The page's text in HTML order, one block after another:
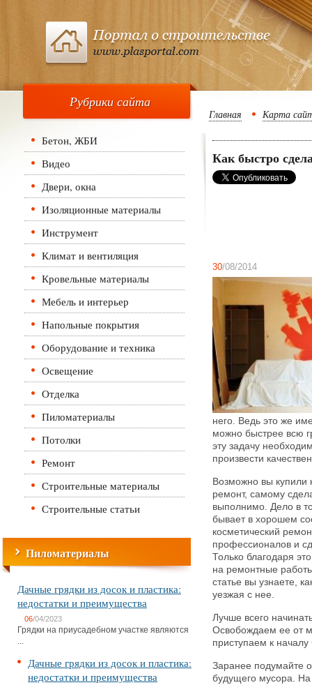
Рубрики сайта
Бетон, ЖБИ
Видео
Двери, окна
Изоляционные материалы
Инструмент
Климат и вентиляция
Кровельные материалы
Мебель и интерьер
Напольные покрытия
Оборудование и техника
Освещение
Отделка
Пиломатериалы
Потолки
Ремонт
Строительные материалы
Строительные статьи
Пиломатериалы
Дачные грядки из досок и пластика:
недостатки и преимущества
06/04/2023
Грядки на приусадебном участке являются
...
Дачные грядки из досок и пластика:
недостатки и преимущества
Главная Карта
Как быстро
30/08/2014
него. Ведь это же
можно быстрее всю
эту задачу
произвести
Возможно вы купили
ремонт, самому
выполнимо. Дело в
бывает в хорошем
косметический
профессионалов и
Только благодаря
на ремонтные
статье вы узнаете,
уезжая с нее.
Лучше всего
Освобождаем ее от
приступаем к
Заранее подумайте о
будущего мусора.